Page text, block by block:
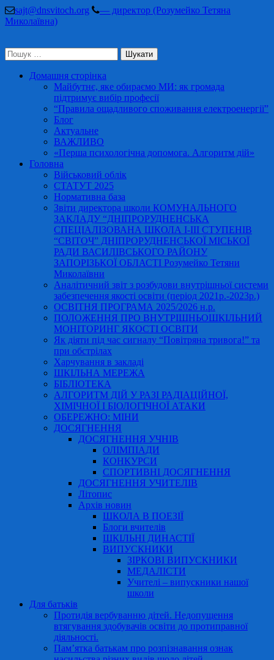
Перейти
до
Enter)
sajt@dnsvitoch.org
— директор (Розумейко Тетяна
Миколаївна)
Пошук:
Домашня сторінка
Майбутнє, яке обираємо МИ: як громада
підтримує вибір професії
“Правила ощадливого споживання електроенергії”
Блог
Актуальне
ВАЖЛИВО
«Перша психологічна допомога. Алгоритм дій»
Головна
Військовий облік
СТАТУТ 2025
Нормативна база
Звіти директора школи КОМУНАЛЬНОГО
ЗАКЛАДУ “ДНІПРОРУДНЕНСЬКА
СПЕЦІАЛІЗОВАНА ШКОЛА І-ІІІ СТУПЕНІВ
“СВІТОЧ” ДНІПРОРУДНЕНСЬКОЇ МІСЬКОЇ
РАДИ ВАСИЛІВСЬКОГО РАЙОНУ
ЗАПОРІЗЬКОЇ ОБЛАСТІ Розумейко Тетяни
Миколаївни
Аналітичний звіт з розбудови внутрішньої системи
забезпечення якості освіти (період 2021р.-2023р.)
ОСВІТНЯ ПРОГРАМА 2025/2026 н.р.
ПОЛОЖЕННЯ ПРО ВНУТРІШНЬОШКІЛЬНИЙ
МОНІТОРИНГ ЯКОСТІ ОСВІТИ
Як діяти під час сигналу “Повітряна тривога!” та
при обстрілах
Харчування в закладі
ШКІЛЬНА МЕРЕЖА
БІБЛІОТЕКА
АЛГОРИТМ ДІЙ У РАЗІ РАДІАЦІЙНОЇ,
ХІМІЧНОЇ І БІОЛОГІЧНОЇ АТАКИ
ОБЕРЕЖНО: МІНИ
ДОСЯГНЕННЯ
ДОСЯГНЕННЯ УЧНІВ
ОЛІМПІАДИ
КОНКУРСИ
СПОРТИВНІ ДОСЯГНЕННЯ
ДОСЯГНЕННЯ УЧИТЕЛІВ
Літопис
Архів новин
ШКОЛА В ПОЕЗІЇ
Блоги вчителів
ШКІЛЬНІ ДИНАСТІЇ
ВИПУСКНИКИ
ЗІРКОВІ ВИПУСКНИКИ
МЕДАЛІСТИ
Учителі – випускники нашої
школи
Для батьків
Протидія вербуванню дітей. Недопущення
втягування здобувачів освіти до протиправної
діяльності.
Пам’ятка батькам про розпізнавання ознак